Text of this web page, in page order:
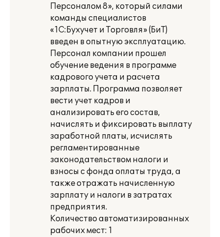
Персоналом 8», который силами
команды специалистов
«1С:Бухучет и Торговля» (БиТ)
введен в опытную эксплуатацию.
Персонал компании прошел
обучение ведения в программе
кадрового учета и расчета
зарплаты. Программа позволяет
вести учет кадров и
анализировать его состав,
начислять и фиксировать выплату
заработной платы, исчислять
регламентированные
законодательством налоги и
взносы с фонда оплаты труда, а
также отражать начисленную
зарплату и налоги в затратах
предприятия.
Количество автоматизированных
рабочих мест: 1